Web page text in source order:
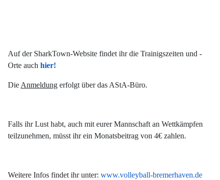
Auf der SharkTown-Website findet ihr die Trainigszeiten und -
Orte auch hier!
Die Anmeldung erfolgt über das AStA-Büro.
Falls ihr Lust habt, auch mit eurer Mannschaft an Wettkämpfen
teilzunehmen, müsst ihr ein Monatsbeitrag von 4€ zahlen.
Weitere Infos findet ihr unter: www.volleyball-bremerhaven.de